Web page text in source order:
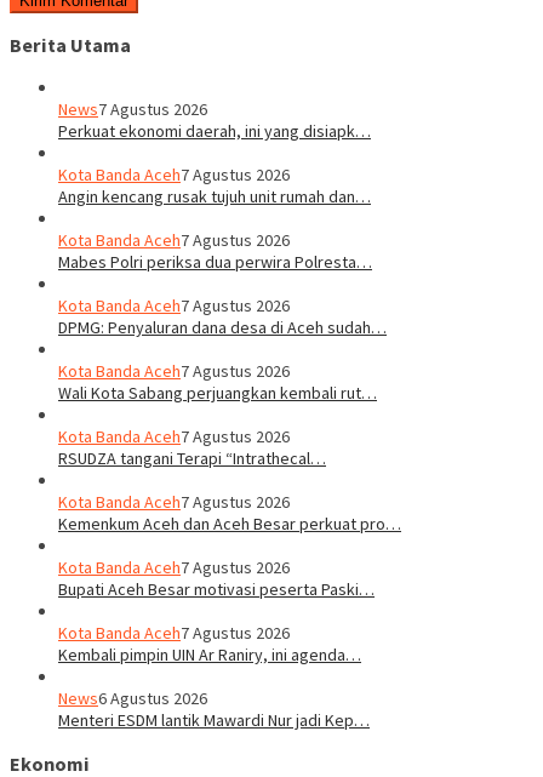
Berita Utama
News7 Agustus 2026
Perkuat ekonomi daerah, ini yang disiapk…
Kota Banda Aceh7 Agustus 2026
Angin kencang rusak tujuh unit rumah dan…
Kota Banda Aceh7 Agustus 2026
Mabes Polri periksa dua perwira Polresta…
Kota Banda Aceh7 Agustus 2026
DPMG: Penyaluran dana desa di Aceh sudah…
Kota Banda Aceh7 Agustus 2026
Wali Kota Sabang perjuangkan kembali rut…
Kota Banda Aceh7 Agustus 2026
RSUDZA tangani Terapi “Intrathecal…
Kota Banda Aceh7 Agustus 2026
Kemenkum Aceh dan Aceh Besar perkuat pro…
Kota Banda Aceh7 Agustus 2026
Bupati Aceh Besar motivasi peserta Paski…
Kota Banda Aceh7 Agustus 2026
Kembali pimpin UIN Ar Raniry, ini agenda…
News6 Agustus 2026
Menteri ESDM lantik Mawardi Nur jadi Kep…
Ekonomi